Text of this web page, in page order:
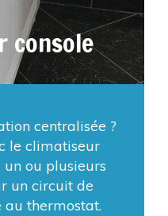
console
centralisée ?
le climatiseur
un ou plusieurs
un circuit de
thermostat.